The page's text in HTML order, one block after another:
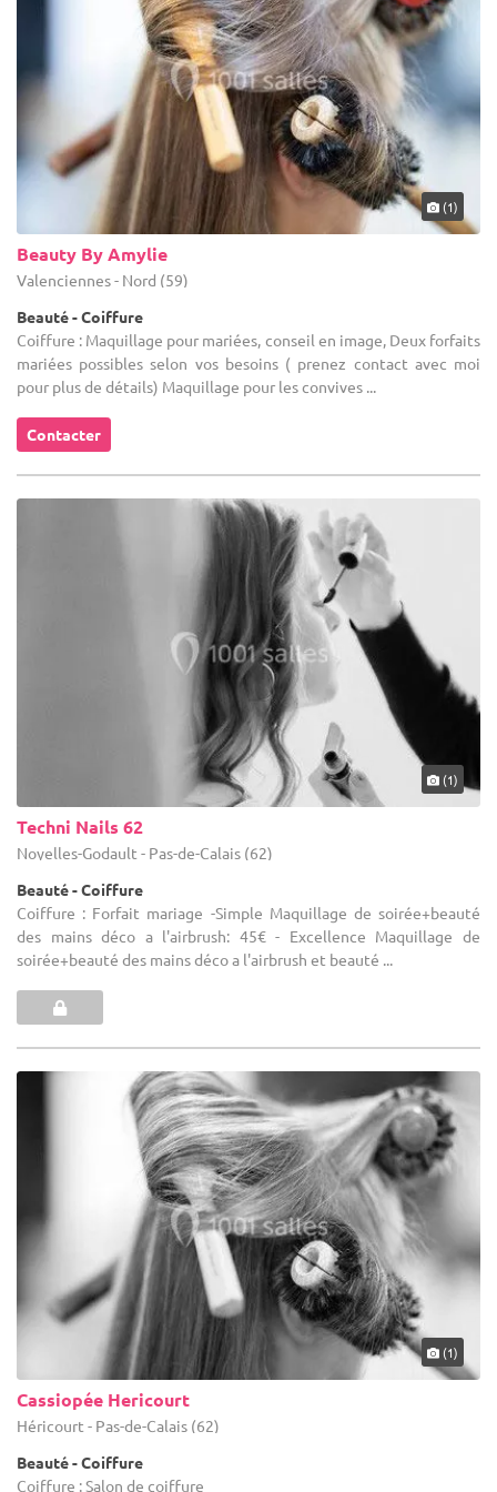
celui qui vous correspond vraiment ! Vous perdrez beaucoup moins
de temps, et tous vos critères seront pris en considération. Nul
doute que vos invités apprécieront fortement ce moment
important, organisé par vos soins grâce à notre aide !
(1)
Beauty By Amylie
Valenciennes - Nord (59)
Beauté - Coiffure
Coiffure : Maquillage pour mariées, conseil en image, Deux forfaits
mariées possibles selon vos besoins ( prenez contact avec moi
pour plus de détails) Maquillage pour les convives ...
Contacter
(1)
Techni Nails 62
Noyelles-Godault - Pas-de-Calais (62)
Beauté - Coiffure
Coiffure : Forfait mariage -Simple Maquillage de soirée+beauté
des mains déco a l'airbrush: 45€ - Excellence Maquillage de
soirée+beauté des mains déco a l'airbrush et beauté ...
(1)
Cassiopée Hericourt
Héricourt - Pas-de-Calais (62)
Beauté - Coiffure
Coiffure : Salon de coiffure